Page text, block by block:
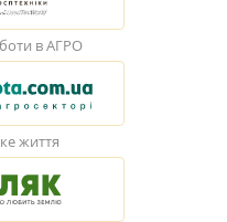
в АГРО
життя